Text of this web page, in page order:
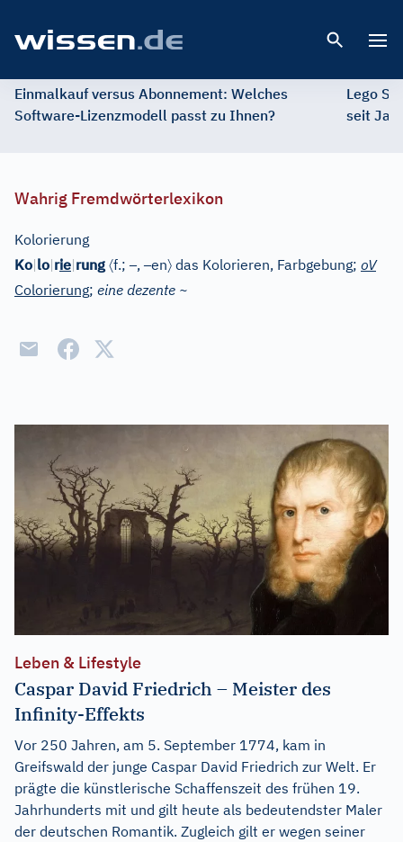
Einmalkauf versus Abonnement: Welches
Software-Lizenzmodell passt zu Ihnen?
Lego
seit
Wahrig Fremdwörterlexikon
Kolorierung
Ko|lo|rie|rung 〈f.;–,–en〉 das Kolorieren, Farbgebung; oV
Colorierung; eine dezente ~
Leben & Lifestyle
Caspar David Friedrich – Meister des
Infinity-Effekts
Vor 250 Jahren, am 5. September 1774, kam in
Greifswald der junge Caspar David Friedrich zur Welt. Er
prägte die künstlerische Schaffenszeit des frühen 19.
Jahrhunderts mit und gilt heute als bedeutendster Maler
der deutschen Romantik. Zugleich gilt er wegen seiner